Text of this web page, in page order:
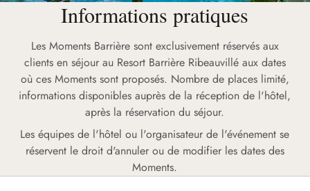
Informations pratiques
Les Moments Barrière sont exclusivement réservés aux
clients en séjour au Resort Barrière Ribeauvillé aux dates
où ces Moments sont proposés. Nombre de places limité,
informations disponibles auprès de la réception de l'hôtel,
après la réservation du séjour.
Les équipes de l'hôtel ou l'organisateur de l'événement se
réservent le droit d'annuler ou de modifier les dates des
Moments.